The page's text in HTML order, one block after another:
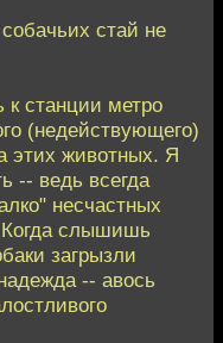
стай не
станции метро
(недействующего)
этих животных. Я
-- ведь всегда
несчастных
Когда слышишь
загрызли
-- авось